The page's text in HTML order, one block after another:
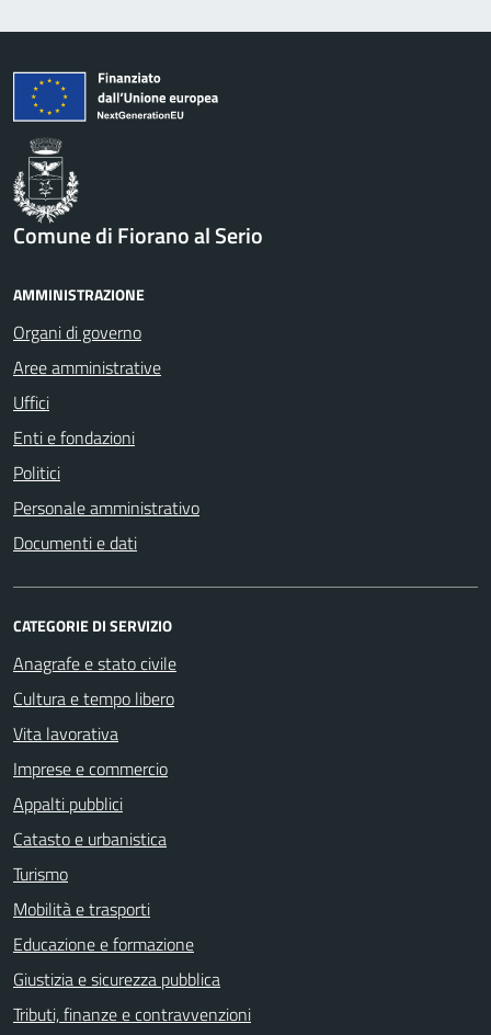
Comune di Fiorano al Serio
AMMINISTRAZIONE
Organi di governo
Aree amministrative
Uffici
Enti e fondazioni
Politici
Personale amministrativo
Documenti e dati
CATEGORIE DI SERVIZIO
Anagrafe e stato civile
Cultura e tempo libero
Vita lavorativa
Imprese e commercio
Appalti pubblici
Catasto e urbanistica
Turismo
Mobilità e trasporti
Educazione e formazione
Giustizia e sicurezza pubblica
Tributi, finanze e contravvenzioni